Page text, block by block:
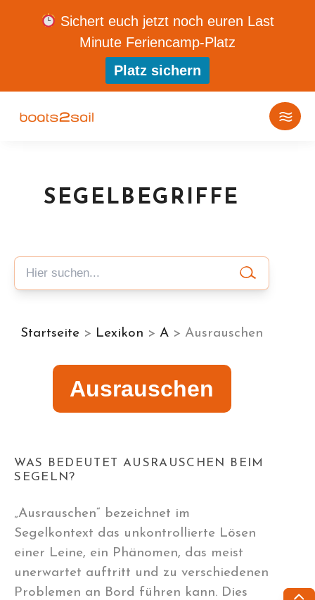
SEGELBEGRIFFE
Startseite > Lexikon >A > Ausrauschen
Ausrauschen
WAS BEDEUTET AUSRAUSCHEN BEIM
SEGELN?
„Ausrauschen“ bezeichnet im
Segelkontext das unkontrollierte Lösen
einer Leine, ein Phänomen, das meist
unerwartet auftritt und zu verschiedenen
Problemen an Bord führen kann. Dies
Sichert euch jetzt noch euren Last
Minute Feriencamp-Platz
Platz sichern